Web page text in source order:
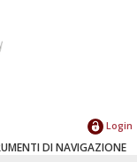
Login
DI NAVIGAZIONE